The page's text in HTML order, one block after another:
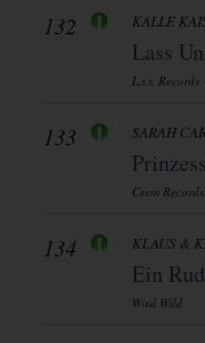
132 KALLE
Lass
L.t.r. Records
133 SARAH
Ceem Records
134 KLAUS &
Ein
Wird Wild